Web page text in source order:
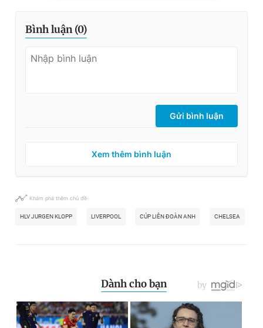
Bình luận (0)
Gửi bình luận
Xem thêm bình luận
Khám phá thêm chủ đề
HLV JURGEN KLOPP LIVERPOOL CÚP LIÊN ĐOÀN ANH CHELSEA